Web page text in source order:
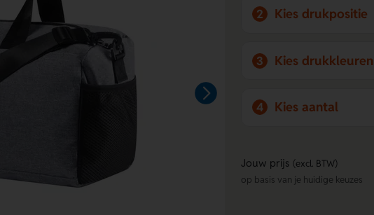
2 Kies drukpositie
3 Kies drukkleuren
4 Kies aantal
Jouw prijs (excl. BTW)
op basis van je huidige keuzes